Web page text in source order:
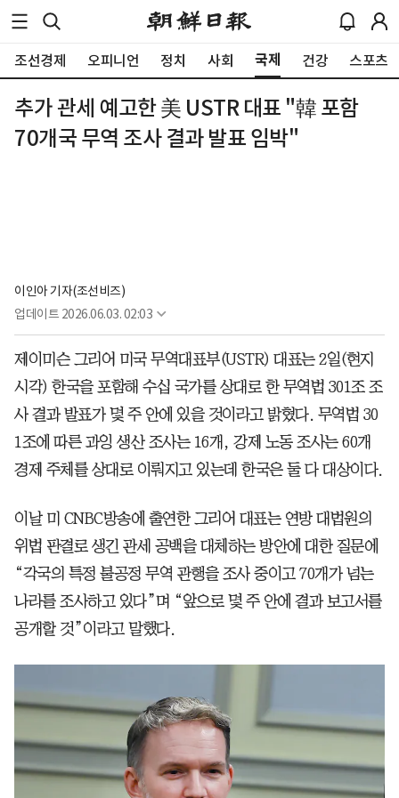
조선경제 오피니언 정치 사회 국제 건강 스포츠
추가 관세 예고한 美 USTR 대표 "韓 포함
70개국 무역 조사 결과 발표 임박"
이인아 기자(조선비즈)
업데이트 2026.06.03. 02:03
제이미슨 그리어 미국 무역대표부(USTR) 대표는 2일(현지
시각) 한국을 포함해 수십 국가를 상대로 한 무역법 301조 조
사 결과 발표가 몇 주 안에 있을 것이라고 밝혔다. 무역법 30
1조에 따른 과잉 생산 조사는 16개, 강제 노동 조사는 60개
경제 주체를 상대로 이뤄지고 있는데 한국은 둘 다 대상이다.
이날 미 CNBC방송에 출연한 그리어 대표는 연방 대법원의
위법 판결로 생긴 관세 공백을 대체하는 방안에 대한 질문에
“각국의 특정 불공정 무역 관행을 조사 중이고 70개가 넘는
나라를 조사하고 있다”며 “앞으로 몇 주 안에 결과 보고서를
공개할 것”이라고 말했다.